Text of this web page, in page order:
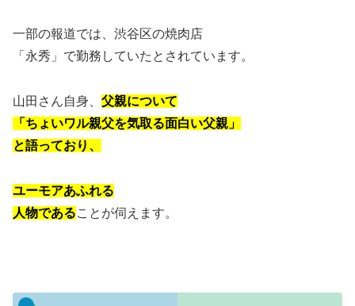
一部の報道では、渋谷区の焼肉店
「永秀」で勤務していたとされています。
山田さん自身、 父親について
「ちょいワル親父を気取る面白い父親」
と語っており、
ユーモアあふれる
人物であることが伺えます。